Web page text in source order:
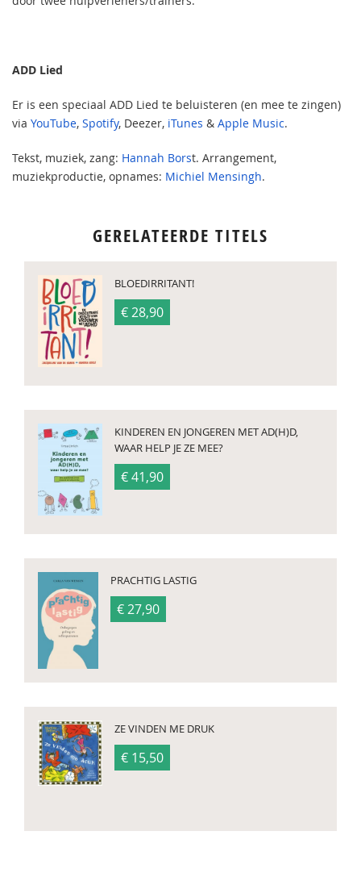
ADD Lied
Er is een speciaal ADD Lied te beluisteren (en mee te zingen)
via YouTube, Spotify, Deezer, iTunes & Apple Music.
Tekst, muziek, zang: Hannah Borst. Arrangement,
muziekproductie, opnames: Michiel Mensingh.
GERELATEERDE TITELS
BLOEDIRRITANT!
€ 28,90
KINDEREN EN JONGEREN MET AD(H)D,
WAAR HELP JE ZE MEE?
€ 41,90
PRACHTIG LASTIG
€ 27,90
ZE VINDEN ME DRUK
€ 15,50